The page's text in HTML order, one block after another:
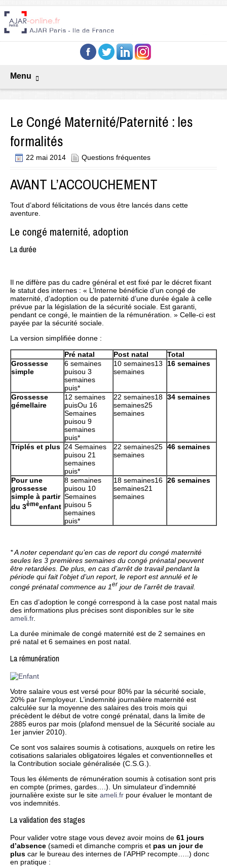
Menu
Le Congé Maternité/Paternité : les
formalités
22 mai 2014 Questions fréquentes
AVANT L’ACCOUCHEMENT
Tout d’abord félicitations de vous être lancés dans cette
aventure.
Le congé maternité, adoption
La durée
Il ne diffère pas du cadre général et est fixé par le décret fixant
le statut des internes : « L’Interne bénéficie d’un congé de
maternité, d’adoption ou de paternité d’une durée égale à celle
prévue par la législation de la sécurité sociale. Est garanti,
pendant ce congé, le maintien de la rémunération. » Celle-ci est
payée par la sécurité sociale.
La version simplifiée donne :
Pré natal
Post natal
Total
Grossesse
simple
6 semaines
puisou 3
semaines
puis*
10 semaines13
semaines
16 semaines
Grossesse
gémellaire
12 semaines
puisOu 16
Semaines
puisou 9
semaines
puis*
22 semaines18
semaines25
semaines
34 semaines
Triplés et plus 24 Semaines
puisou 21
semaines
puis*
22 semaines25
semaines
46 semaines
Pour une
grossesse
simple à partir
du 3èmeenfant
8 semaines
puisou 10
Semaines
puisou 5
semaines
puis*
18 semaines16
semaines21
semaines
26 semaines
* A noter cependant qu’en cas de report du congé maternité
seules les 3 premières semaines du congé prénatal peuvent
être retardées. De plus, en cas d’arrêt de travail pendant la
période qui fait l’objet d’un report, le report est annulé et le
congé prénatal commence au 1er jour de l’arrêt de travail.
En cas d’adoption le congé correspond à la case post natal mais
des informations plus précises sont disponibles sur le site
ameli.fr.
La durée minimale de congé maternité est de 2 semaines en
pré natal et 6 semaines en post natal.
La rémunération
Votre salaire vous est versé pour 80% par la sécurité sociale,
20% par l’employeur. L’indemnité journalière maternité est
calculée sur la moyenne des salaires des trois mois qui
précèdent le début de votre congé prénatal, dans la limite de
2885 euros par mois (plafond mensuel de la Sécurité sociale au
1er janvier 2010).
Ce sont vos salaires soumis à cotisations, auxquels on retire les
cotisations salariales obligatoires légales et conventionnelles et
la Contribution sociale généralisée (C.S.G.).
Tous les éléments de rémunération soumis à cotisation sont pris
en compte (primes, gardes….). Un simulateur d’indemnité
journalière existe sur le site ameli.fr pour évaluer le montant de
vos indemnités.
La validation des stages
Pour valider votre stage vous devez avoir moins de 61 jours
d’absence (samedi et dimanche compris et pas un jour de
plus car le bureau des internes de l’APHP recompte…..) donc
en pratique :